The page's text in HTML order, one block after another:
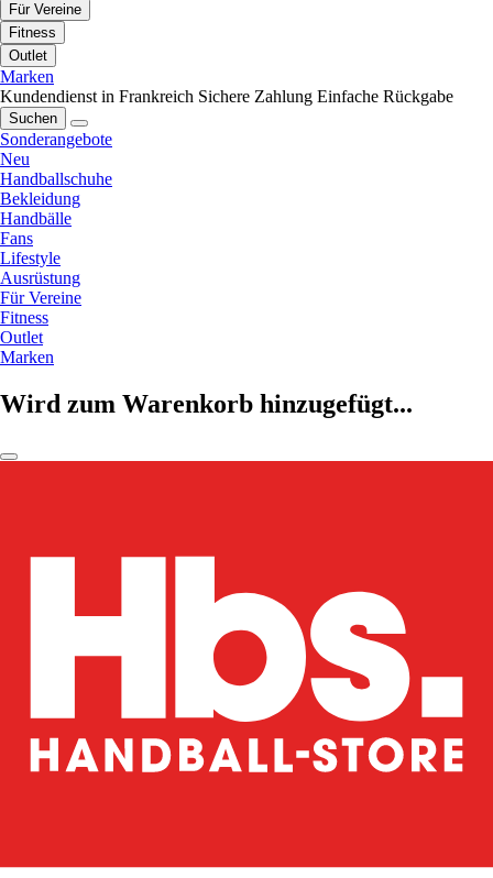
Für Vereine
Fitness
Outlet
Marken
Kundendienst in Frankreich Sichere Zahlung Einfache Rückgabe
Suchen
Sonderangebote
Neu
Handballschuhe
Bekleidung
Handbälle
Fans
Lifestyle
Ausrüstung
Für Vereine
Fitness
Outlet
Marken
Wird zum Warenkorb hinzugefügt...